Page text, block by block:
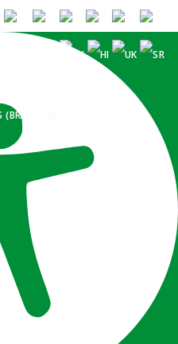
(BRASIL)